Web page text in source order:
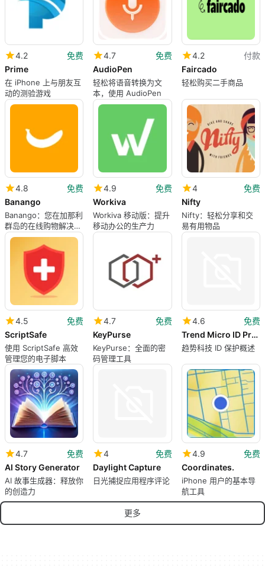
4.2
免费
Prime
在 iPhone 上与朋友互
动的测验游戏
4.7
免费
AudioPen
轻松将语音转换为文
本，使用 AudioPen
4.2
付款
Faircado
轻松购买二手商品
4.8
免费
Banango
Banango：您在加那利
群岛的在线购物解决方
案
4.9
免费
Workiva
Workiva 移动版：提升
移动办公的生产力
4
免费
Nifty
Nifty：轻松分享和交
易有用物品
4.5
免费
ScriptSafe
使用 ScriptSafe 高效
管理您的电子脚本
4.7
免费
KeyPurse
KeyPurse：全面的密
码管理工具
4.6
免费
Trend Micro ID Protection
趋势科技 ID 保护概述
4.7
免费
AI Story Generator
AI 故事生成器：释放你
的创造力
4
免费
Daylight Capture
日光捕捉应用程序评论
4.9
免费
Coordinates.
iPhone 用户的基本导
航工具
更多